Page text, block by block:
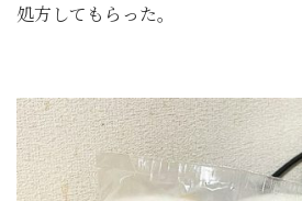
処方してもらった。